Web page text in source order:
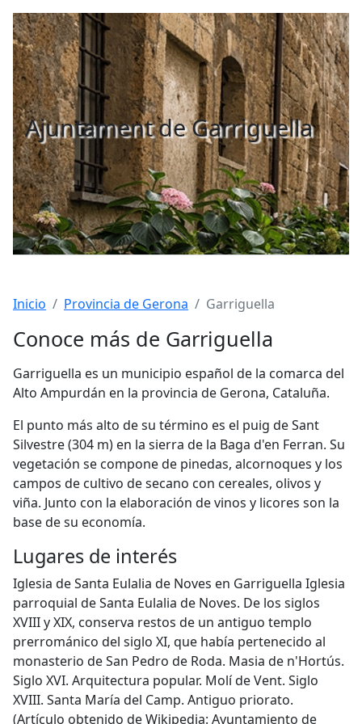
Ajuntament de Garriguella
Inicio Provincia de Gerona Garriguella
Conoce más de Garriguella
Garriguella es un municipio español de la comarca del
Alto Ampurdán en la provincia de Gerona, Cataluña.
El punto más alto de su término es el puig de Sant
Silvestre (304 m) en la sierra de la Baga d'en Ferran. Su
vegetación se compone de pinedas, alcornoques y los
campos de cultivo de secano con cereales, olivos y
viña. Junto con la elaboración de vinos y licores son la
base de su economía.
Lugares de interés
Iglesia de Santa Eulalia de Noves en Garriguella Iglesia
parroquial de Santa Eulalia de Noves. De los siglos
XVIII y XIX, conserva restos de un antiguo templo
prerrománico del siglo XI, que había pertenecido al
monasterio de San Pedro de Roda. Masia de n'Hortús.
Siglo XVI. Arquitectura popular. Molí de Vent. Siglo
XVIII. Santa María del Camp. Antiguo priorato.
(Artículo obtenido de Wikipedia: Ayuntamiento de